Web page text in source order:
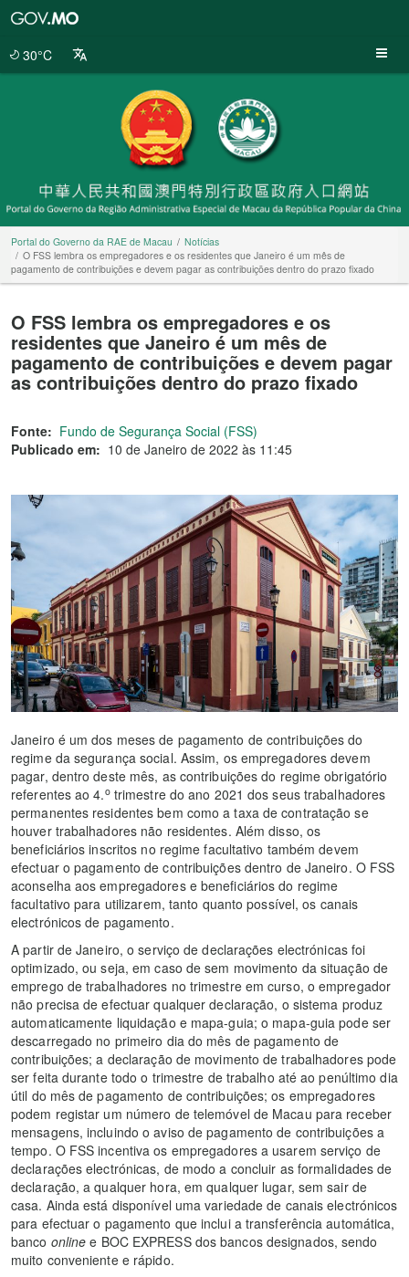
30°C
Portal do Governo da RAE de Macau
Notícias
O FSS lembra os empregadores e os residentes que Janeiro é um mês de
pagamento de contribuições e devem pagar as contribuições dentro do prazo fixado
O FSS lembra os empregadores e os
residentes que Janeiro é um mês de
pagamento de contribuições e devem pagar
as contribuições dentro do prazo fixado
Fonte: Fundo de Segurança Social (FSS)
Publicado em: 10 de Janeiro de 2022 às 11:45
Janeiro é um dos meses de pagamento de contribuições do
regime da segurança social. Assim, os empregadores devem
pagar, dentro deste mês, as contribuições do regime obrigatório
referentes ao 4.otrimestre do ano 2021 dos seus trabalhadores
permanentes residentes bem como a taxa de contratação se
houver trabalhadores não residentes. Além disso, os
beneficiários inscritos no regime facultativo também devem
efectuar o pagamento de contribuições dentro de Janeiro. O FSS
aconselha aos empregadores e beneficiários do regime
facultativo para utilizarem, tanto quanto possível, os canais
electrónicos de pagamento.
A partir de Janeiro, o serviço de declarações electrónicas foi
optimizado, ou seja, em caso de sem movimento da situação de
emprego de trabalhadores no trimestre em curso, o empregador
não precisa de efectuar qualquer declaração, o sistema produz
automaticamente liquidação e mapa-guia; o mapa-guia pode ser
descarregado no primeiro dia do mês de pagamento de
contribuições; a declaração de movimento de trabalhadores pode
ser feita durante todo o trimestre de trabalho até ao penúltimo dia
útil do mês de pagamento de contribuições; os empregadores
podem registar um número de telemóvel de Macau para receber
mensagens, incluindo o aviso de pagamento de contribuições a
tempo. O FSS incentiva os empregadores a usarem serviço de
declarações electrónicas, de modo a concluir as formalidades de
declaração, a qualquer hora, em qualquer lugar, sem sair de
casa. Ainda está disponível uma variedade de canais electrónicos
para efectuar o pagamento que inclui a transferência automática,
banco online e BOC EXPRESS dos bancos designados, sendo
muito conveniente e rápido.